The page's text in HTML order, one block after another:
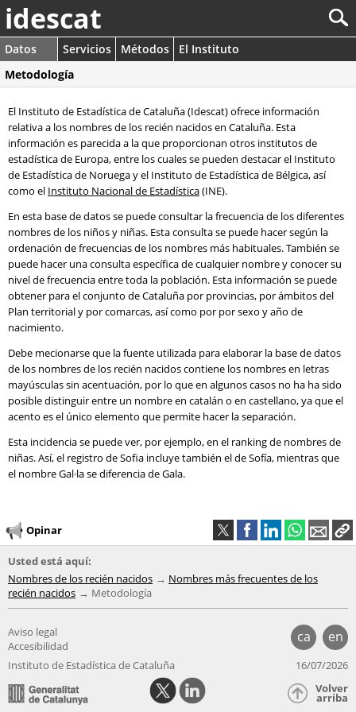
idescat
Datos Servicios Métodos
El Instituto
Metodología
El Instituto de Estadística de Cataluña (Idescat) ofrece información
relativa a los nombres de los recién nacidos en Cataluña. Esta
información es parecida a la que proporcionan otros institutos de
estadística de Europa, entre los cuales se pueden destacar el Instituto
de Estadística de Noruega y el Instituto de Estadística de Bélgica, así
como el Instituto Nacional de Estadística(INE).
En esta base de datos se puede consultar la frecuencia de los diferentes
nombres de los niños y niñas. Esta consulta se puede hacer según la
ordenación de frecuencias de los nombres más habituales. También se
puede hacer una consulta específica de cualquier nombre y conocer su
nivel de frecuencia entre toda la población. Esta información se puede
obtener para el conjunto de Cataluña por provincias, por ámbitos del
Plan territorial y por comarcas, así como por por sexo y año de
nacimiento.
Debe mecionarse que la fuente utilizada para elaborar la base de datos
de los nombres de los recién nacidos contiene los nombres en letras
mayúsculas sin acentuación, por lo que en algunos casos no ha ha sido
posible distinguir entre un nombre en catalán o en castellano, ya que el
acento es el único elemento que permite hacer la separación.
Esta incidencia se puede ver, por ejemplo, en el ranking de nombres de
niñas. Así, el registro de Sofia incluye también el de Sofía, mientras que
el nombre Gal·la se diferencia de Gala.
Opinar
Usted está aquí:
Nombres de los recién nacidos
Nombres más frecuentes de los
recién nacidos
Metodología
ca en
Aviso legal
Accesibilidad
Instituto de Estadística de Cataluña
16/07/2026
Volver
arriba